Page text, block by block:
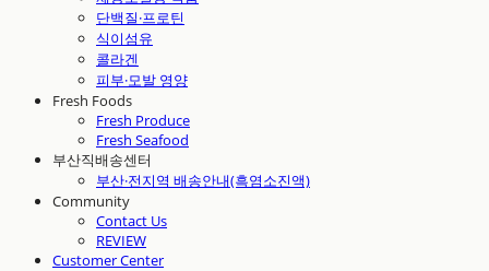
단백질·프로틴
식이섬유
콜라겐
피부·모발 영양
Fresh Foods
Fresh Produce
Fresh Seafood
부산직배송센터
부산·전지역 배송안내(흑염소진액)
Community
Contact Us
REVIEW
Customer Center